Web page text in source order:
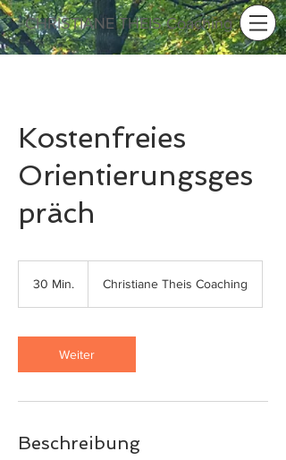
CHRISTIANE THEIS Coaching
Kostenfreies
Orientierungsges
präch
30 Min.
i
n
Christiane Theis Coaching
Weiter
Beschreibung